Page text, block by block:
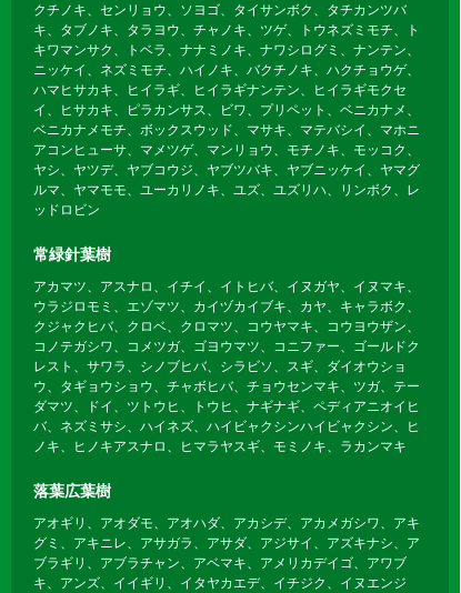
クチノキ、センリョウ、ソヨゴ、タイサンボク、タチカンツバ
キ、タブノキ、タラヨウ、チャノキ、ツゲ、トウネズミモチ、ト
キワマンサク、トベラ、ナナミノキ、ナワシログミ、ナンテン、
ニッケイ、ネズミモチ、ハイノキ、バクチノキ、ハクチョウゲ、
ハマヒサカキ、ヒイラギ、ヒイラギナンテン、ヒイラギモクセ
イ、ヒサカキ、ピラカンサス、ビワ、プリペット、ベニカナメ、
ベニカナメモチ、ボックスウッド、マサキ、マテバシイ、マホニ
アコンヒューサ、マメツゲ、マンリョウ、モチノキ、モッコク、
ヤシ、ヤツデ、ヤブコウジ、ヤブツバキ、ヤブニッケイ、ヤマグ
ルマ、ヤマモモ、ユーカリノキ、ユズ、ユズリハ、リンボク、レ
ッドロビン
常緑針葉樹
アカマツ、アスナロ、イチイ、イトヒバ、イヌガヤ、イヌマキ、
ウラジロモミ、エゾマツ、カイヅカイブキ、カヤ、キャラボク、
クジャクヒバ、クロベ、クロマツ、コウヤマキ、コウヨウザン、
コノテガシワ、コメツガ、ゴヨウマツ、コニファー、ゴールドク
レスト、サワラ、シノブヒバ、シラビソ、スギ、ダイオウショ
ウ、タギョウショウ、チャボヒバ、チョウセンマキ、ツガ、テー
ダマツ、ドイ、ツトウヒ、トウヒ、ナギナギ、ペディアニオイヒ
バ、ネズミサシ、ハイネズ、ハイビャクシンハイビャクシン、ヒ
ノキ、ヒノキアスナロ、ヒマラヤスギ、モミノキ、ラカンマキ
落葉広葉樹
アオギリ、アオダモ、アオハダ、アカシデ、アカメガシワ、アキ
グミ、アキニレ、アサガラ、アサダ、アジサイ、アズキナシ、ア
ブラギリ、アブラチャン、アベマキ、アメリカデイゴ、アワブ
キ、アンズ、イイギリ、イタヤカエデ、イチジク、イヌエンジ